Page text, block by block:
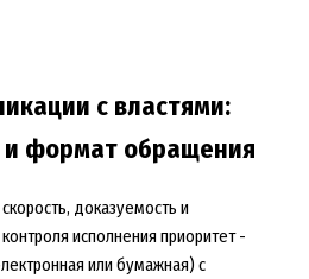
с властями:
и формат обращения
доказуемость и
исполнения приоритет -
или бумажная) с